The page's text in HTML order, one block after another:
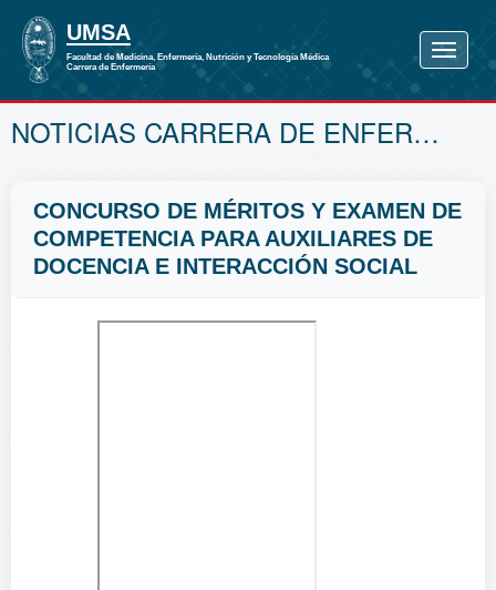
NOTICIAS CARRERA DE ENFERMERÍA
CONCURSO DE MÉRITOS Y EXAMEN DE
COMPETENCIA PARA AUXILIARES DE
DOCENCIA E INTERACCIÓN SOCIAL